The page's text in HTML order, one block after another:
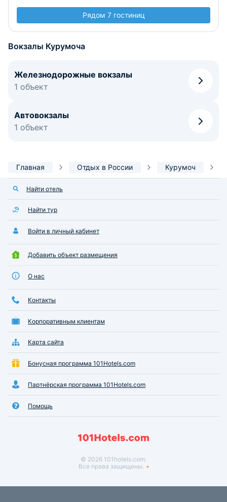
Рядом 7 гостиниц
Вокзалы Курумоча
Железнодорожные вокзалы
1 объект
Автовокзалы
1 объект
Главная Отдых в России Курумоч
Найти отель
Найти тур
Войти в личный кабинет
Добавить объект размещения
О нас
Контакты
Корпоративным клиентам
Карта сайта
Бонусная программа 101Hotels.com
Партнёрская программа 101Hotels.com
Помощь
© 2026 101hotels.com.
Все права защищены.